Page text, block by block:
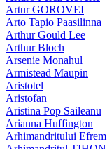
Artur GOROVEI
Arto Tapio Paasilinna
Arthur Gould Lee
Arthur Bloch
Arsenie Monahul
Armistead Maupin
Aristotel
Aristofan
Aristina Pop Saileanu
Arianna Huffington
Arhimandritului Efrem